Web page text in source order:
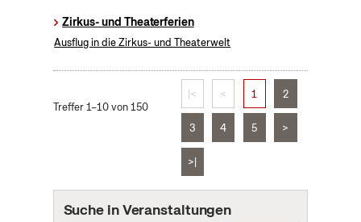
Zirkus- und Theaterferien
Ausflug in die Zirkus- und Theaterwelt
Treffer 1–10 von 150
|< < 1 2
3 4 5 >
>|
Suche in Veranstaltungen